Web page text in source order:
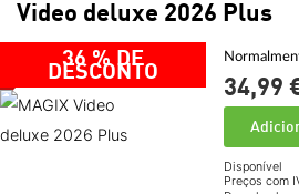
Video deluxe 2026 Plus
36 % DE
DESCONTO
34,99
Disponível
Preços com